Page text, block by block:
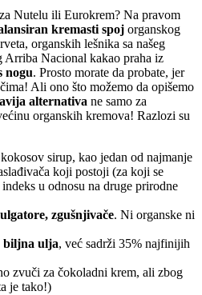
Nutelu ili Eurokrem? Na pravom
kremasti spoj organskog
organskih lešnika sa našeg
Arriba Nacional kakao praha iz
nogu. Prosto morate da probate, jer
Ali ono što možemo da opišemo
alternativa ne samo za
organskih kremova! Razlozi su
sirup, kao jedan od najmanje
koji postoji (za koji se
u odnosu na druge prirodne
zgušnjivače. Ni organske ni
biljna ulja, već sadrži 35% najfinijih
zvuči za čokoladni krem, ali zbog
je tako!)